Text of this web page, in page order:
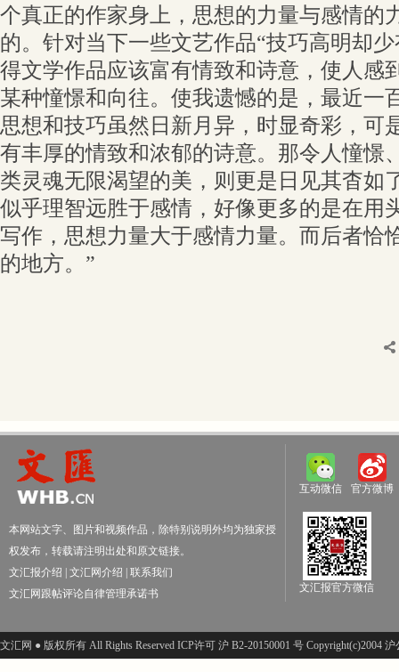
个真正的作家身上，思想的力量与感情的
的。针对当下一些文艺作品“技巧高明却
得文学作品应该富有情致和诗意，使人感
某种憧憬和向往。使我遗憾的是，最近
思想和技巧虽然日新月异，时显奇彩，可
有丰厚的情致和浓郁的诗意。那令人憧憬
类灵魂无限渴望的美，则更是日见其杳如
似乎理智远胜于感情，好像更多的是在用
写作，思想力量大于感情力量。而后者恰
的地方。”
本网站文字、图片和视频作品，除特别说明外均为独家授
权发布，转载请注明出处和原文链接。
文汇报介绍
文汇网介绍
联系我们
文汇网跟帖评论自律管理承诺书
互动微信 官方微博
文汇报官方微信
文汇网 ● 版权所有 All Rights Reserved ICP许可 沪 B2-20150001 号 Copyright(c)2004